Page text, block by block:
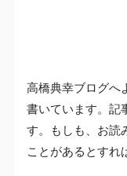
高橋典幸ブログへ
書いています。記
す。もしも、お読
ことがあるとすれ